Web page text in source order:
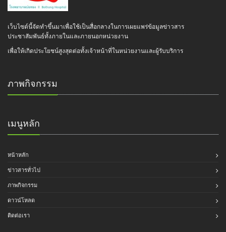
เว็บไซต์นี้จัดทำขึ้นมาเพื่อใช้เป็นสื่อกลางในการเผยแพร่ข้อมูลข่าวสาร
ประชาสัมพันธ์ทั้งภายในและภายนอกหน่วยงาน
เพื่อให้เกิดประโยชน์สูงสุดต่อทั้งเจ้าหน้าที่ในหน่วยงานและผู้รับบริการ
ภาพกิจกรรม
เมนูหลัก
หน้าหลัก
ข่าวสารทั่วไป
ภาพกิจกรรม
ดาวน์โหลด
ติดต่อเรา